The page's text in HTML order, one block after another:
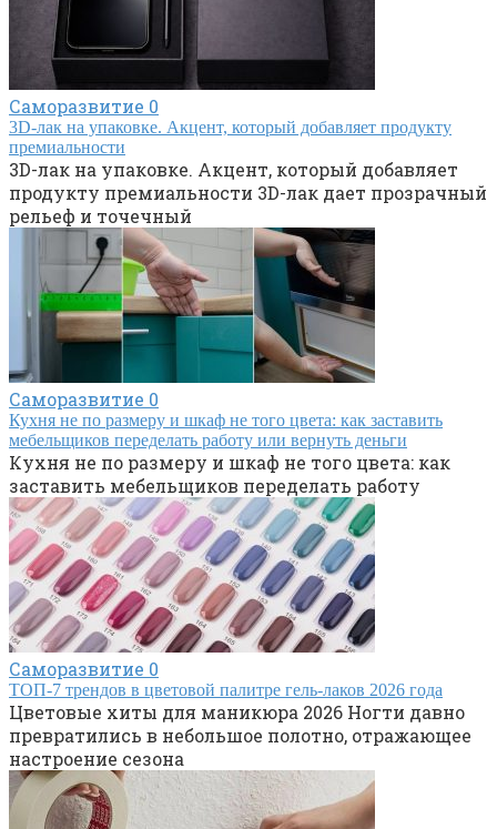
Саморазвитие 0
3D-лак на упаковке. Акцент, который добавляет продукту
премиальности
3D-лак на упаковке. Акцент, который добавляет
продукту премиальности 3D-лак дает прозрачный
рельеф и точечный
Саморазвитие 0
Кухня не по размеру и шкаф не того цвета: как заставить
мебельщиков переделать работу или вернуть деньги
Кухня не по размеру и шкаф не того цвета: как
заставить мебельщиков переделать работу
Саморазвитие 0
ТОП-7 трендов в цветовой палитре гель-лаков 2026 года
Цветовые хиты для маникюра 2026 Ногти давно
превратились в небольшое полотно, отражающее
настроение сезона